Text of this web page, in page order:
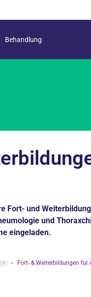
Behandlung
Fort- und
und
eingeladen.
› Fort- & Weiterbildungen für